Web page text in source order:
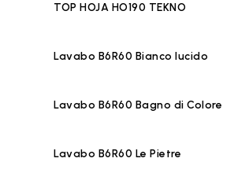
TOP HOJA HO190 TEKNO
Lavabo B6R60 Bianco lucido
Lavabo B6R60 Bagno di Colore
Lavabo B6R60 Le Pietre